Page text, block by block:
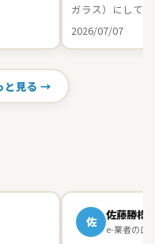
ガラス）にして
2026/07/07
と見る →
佐 佐藤勝様
e-業者の口